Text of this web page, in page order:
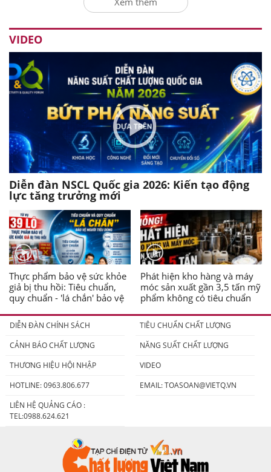
VIDEO
Diễn đàn NSCL Quốc gia 2026: Kiến tạo động
lực tăng trưởng mới
Thực phẩm bảo vệ sức khỏe
giả bị thu hồi: Tiêu chuẩn,
quy chuẩn - 'lá chắn' bảo vệ
Phát hiện kho hàng và máy
móc sản xuất gần 3,5 tấn mỹ
phẩm không có tiêu chuẩn
DIỄN ĐÀN CHÍNH SÁCH
TIÊU CHUẨN CHẤT LƯỢNG
CẢNH BÁO CHẤT LƯỢNG
NĂNG SUẤT CHẤT LƯỢNG
THƯƠNG HIỆU HỘI NHẬP
VIDEO
HOTLINE: 0963.806.677
EMAIL:TOASOAN@VIETQ.VN
LIÊN HỆ QUẢNG CÁO :
TEL:0988.624.621